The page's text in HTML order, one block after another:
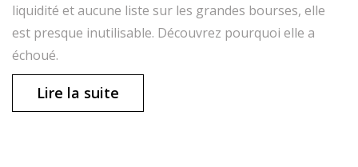
liquidité et aucune liste sur les grandes bourses, elle
est presque inutilisable. Découvrez pourquoi elle a
échoué.
Lire la suite